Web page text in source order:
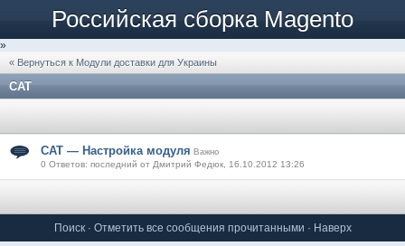
Российская сборка Magento
»
« Вернуться к Модули доставки для Украины
САТ
САТ — Настройка модуля Важно
0 Ответов: последний от Дмитрий Федюк, 16.10.2012 13:26
Поиск· Отметить все сообщения прочитанными · Наверх